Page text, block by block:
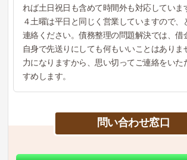
れば土日祝日も含めて時間外も対応していま
４土曜は平日と同じく営業していますので、
連絡ください。債務整理の問題解決では、借
自身で先送りにしても何もいいことはありま
力になりますから、思い切ってご連絡をいた
すめします。
問い合わせ窓口